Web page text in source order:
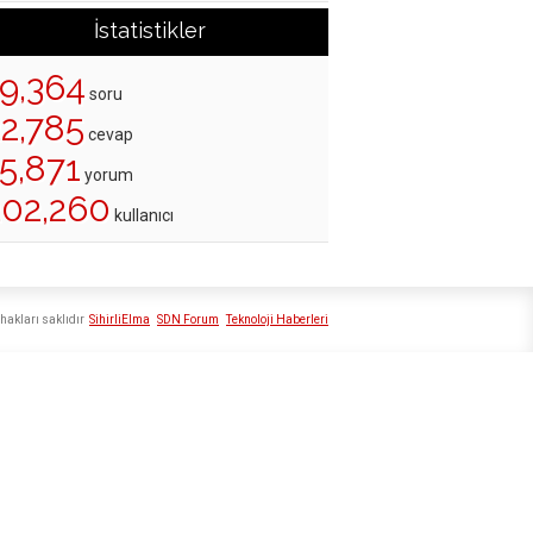
İstatistikler
soru
cevap
yorum
kullanıcı
SihirliElma SDN Forum Teknoloji Haberleri
saklıdır